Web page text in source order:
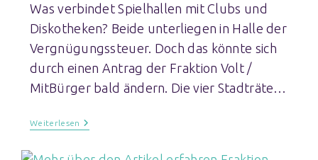
Was verbindet Spielhallen mit Clubs und
Diskotheken? Beide unterliegen in Halle der
Vergnügungssteuer. Doch das könnte sich
durch einen Antrag der Fraktion Volt /
MitBürger bald ändern. Die vier Stadträte…
Weiterlesen